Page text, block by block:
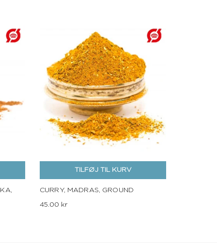
TILFØJ TIL KURV
CURRY, MADRAS, GROUND
45.00 kr